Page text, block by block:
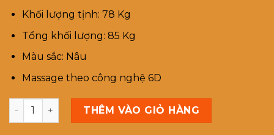
Khối lượng tịnh: 78 Kg
Tổng khối lượng: 85 Kg
Màu sắc: Nâu
Massage theo công nghệ 6D
Ghế massage trị liệu WATASHI WT-999 số lượng
THÊM VÀO GIỎ HÀNG